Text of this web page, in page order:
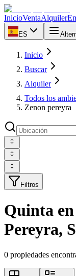
InicioVentaAlquiler
ES
Inicio
Buscar
Alquiler
Todos los
Zenon pereyra
Filtros
Quinta
Pereyra,
0 propiedades